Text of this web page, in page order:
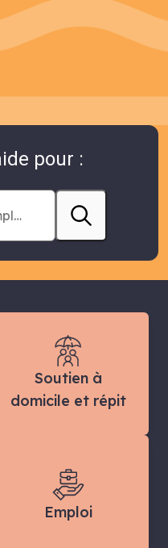
pour :
Soutien à
domicile et répit
Emploi